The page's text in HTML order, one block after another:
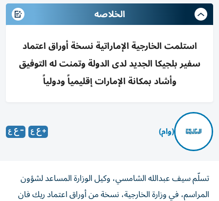
الخلاصه
استلمت الخارجية الإماراتية نسخة أوراق اعتماد
سفير بلجيكا الجديد لدى الدولة وتمنت له التوفيق
وأشاد بمكانة الإمارات إقليمياً ودولياً
(وام)
تسلّم سيف عبدالله الشامسي، وكيل الوزارة المساعد لشؤون
المراسم، في وزارة الخارجية، نسخة من أوراق اعتماد ريك فان